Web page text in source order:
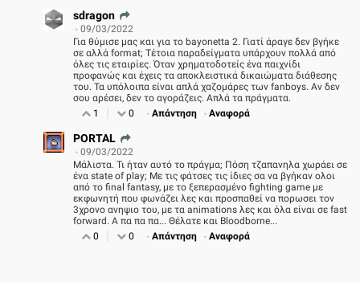
Enternity TV - ΝΕΟ VIDEO: Marvel Tokon: Fighting
Souls, ΞΥΛΟ στο PS5 PRO
sdragon
09/03/2022
Για θύμισε μας και για το bayonetta 2. Γιατί άραγε δεν βγήκε
σε αλλά format; Τέτοια παραδείγματα υπάρχουν πολλά από
όλες τις εταιρίες. Όταν χρηματοδοτείς ένα παιχνίδι
προφανώς και έχεις τα αποκλειστικά δικαιώματα διάθεσης
του. Τα υπόλοιπα είναι απλά χαζομάρες των fanboys. Αν δεν
σου αρέσει, δεν το αγοράζεις. Απλά τα πράγματα.
1
0 Απάντηση Αναφορά
PORTAL
09/03/2022
Μάλιστα. Τι ήταν αυτό το πράγμα; Πόση τζαπανηλα χωράει σε
ένα state of play; Με τις φάτσες τις ίδιες σα να βγήκαν ολοι
από το final fantasy, με το ξεπερασμένο fighting game με
εκφωνητή που φωνάζει λες και προσπαθεί να πορωσει τον
3χρονο ανηψιο του, με τα animations λες και όλα είναι σε fast
forward. Α πα πα πα... Θέλατε και Bloodborne...
0
0 Απάντηση Αναφορά